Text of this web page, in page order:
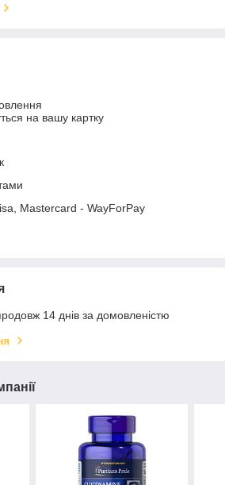
на вашу картку
Mastercard - WayForPay
14 днів за домовленістю